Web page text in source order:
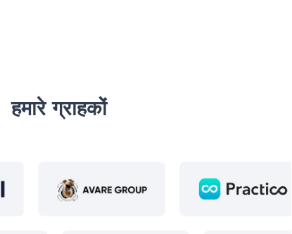
हमारे ग्राहकों